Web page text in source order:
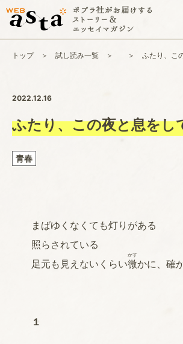
トップ 試し読み一覧 ふたり、こ
2022.12.16
ふたり、この夜と息をし
青春
まばゆくなくても灯りがある
照らされている
足元も見えないくらい微
かす
かに、確
１